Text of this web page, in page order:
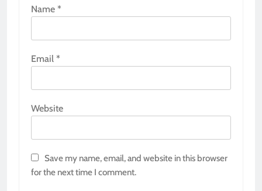
Name *
Email *
Website
Save my name, email, and website in this browser
for the next time I comment.